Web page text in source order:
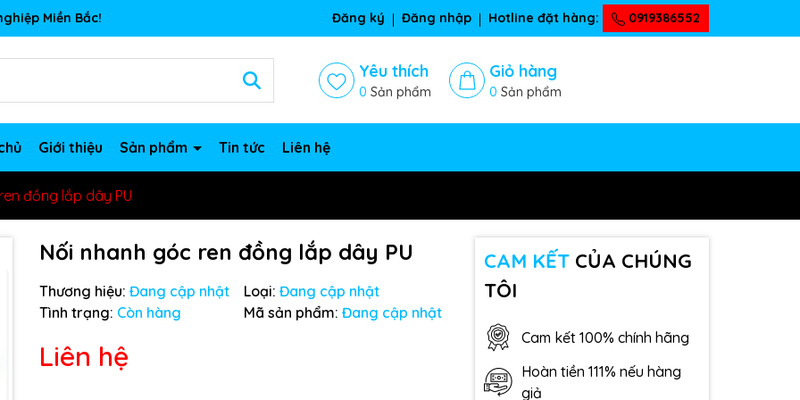
Miền Bắc! Đăng ký Đăng nhập Hotline đặt hàng: 0919386552
Yêu thích
0 Sản phẩm
Giỏ hàng
0 Sản phẩm
Giới thiệu Sản phẩm Tin tức Liên hệ
đồng lắp dây PU
Nối nhanh góc ren đồng lắp dây PU
Thương hiệu: Đang cập nhật Loại: Đang cập nhật
Tình trạng: Còn hàng Mã sản phẩm: Đang cập nhật
Liên hệ
CAM KẾTCỦA CHÚNG
TÔI
Cam kết 100% chính hãng
Hoàn tiền 111% nếu hàng
giả